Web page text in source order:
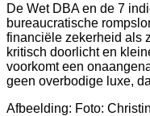
De Wet DBA en de 7
bureaucratische
financiële zekerheid als
kritisch doorlicht en
voorkomt een
geen overbodige luxe,
Afbeelding: Foto: